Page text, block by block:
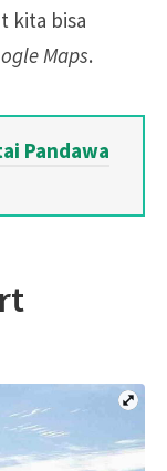
kita bisa
Maps.
Pandawa